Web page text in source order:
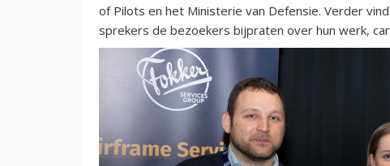
of Pilots en het Ministerie van Defensie. Verder
sprekers de bezoekers bijpraten over hun werk,